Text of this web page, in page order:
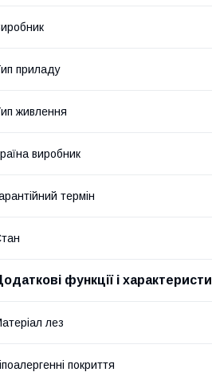
приладу
живлення
виробник
термін
функції і
лез
покриття